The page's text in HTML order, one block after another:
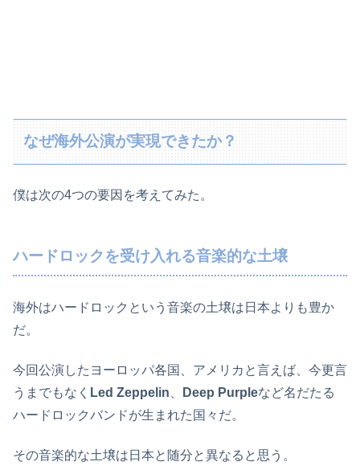
なぜ海外公演が実現できたか？
僕は次の4つの要因を考えてみた。
ハードロックを受け入れる音楽的な土壌
海外はハードロックという音楽の土壌は日本よりも豊か
だ。
今回公演したヨーロッパ各国、アメリカと言えば、今更言
うまでもなく Led Zeppelin Deep Purpleなど名だたる
ハードロックバンドが生まれた国々だ。
その音楽的な土壌は日本と随分と異なると思う。